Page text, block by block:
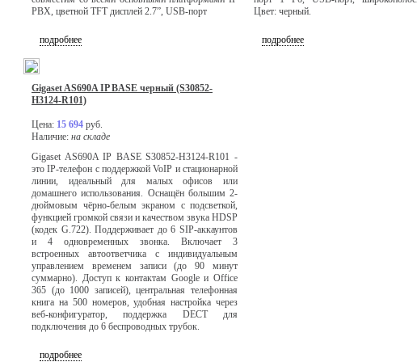
PBX, цветной TFT дисплей 2.7”, USB-порт
подробнее
Цвет: черный.
подробнее
Gigaset AS690A IP BASE черный (S30852-
H3124-R101)
Цена: 15 694 руб.
Наличие: на складе
Gigaset AS690A IP BASE S30852-H3124-R101 -
это IP-телефон с поддержкой VoIP и стационарной
линии, идеальный для малых офисов или
домашнего использования. Оснащён большим 2-
дюймовым чёрно-белым экраном с подсветкой,
функцией громкой связи и качеством звука HDSP
(кодек G.722). Поддерживает до 6 SIP-аккаунтов
и 4 одновременных звонка. Включает 3
встроенных автоответчика с индивидуальным
управлением временем записи (до 90 минут
суммарно). Доступ к контактам Google и Office
365 (до 1000 записей), центральная телефонная
книга на 500 номеров, удобная настройка через
веб-конфигуратор, поддержка DECT для
подключения до 6 беспроводных трубок.
подробнее